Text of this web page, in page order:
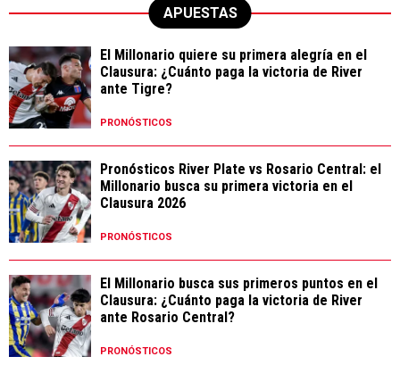
APUESTAS
El Millonario quiere su primera alegría en el
Clausura: ¿Cuánto paga la victoria de River
ante Tigre?
PRONÓSTICOS
Pronósticos River Plate vs Rosario Central: el
Millonario busca su primera victoria en el
Clausura 2026
PRONÓSTICOS
El Millonario busca sus primeros puntos en el
Clausura: ¿Cuánto paga la victoria de River
ante Rosario Central?
PRONÓSTICOS